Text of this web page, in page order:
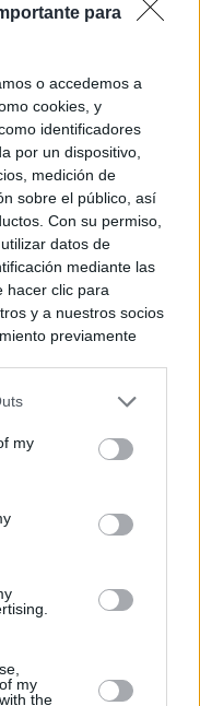
para
o accedemos a
cookies, y
identificadores
por un dispositivo,
medición de
sobre el público, así
Con su permiso,
datos de
mediante las
hacer clic para
y a nuestros socios
previamente
que algún
el derecho de
se aplicarán
en este sitio web o
my
my
the